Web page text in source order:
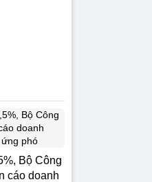
Bộ Công
cáo doanh